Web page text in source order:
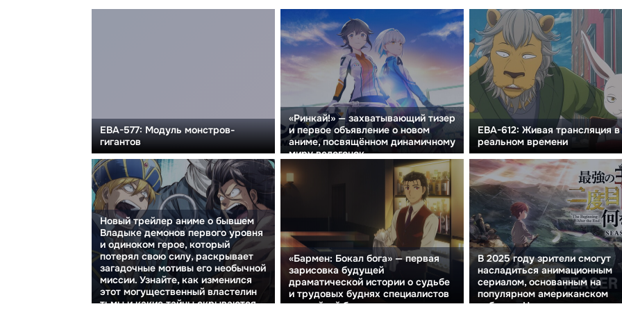
ЕВА-577: Модуль монстров-
гигантов
«Ринкай!» — захватывающий тизер
и первое объявление о новом
аниме, посвящённом динамичному
миру велогонок.
ЕВА-612: Живая трансляция в
реальном времени
Новый трейлер аниме о бывшем
Владыке демонов первого уровня
и одиноком герое, который
потерял свою силу, раскрывает
загадочные мотивы его необычной
миссии. Узнайте, как изменился
этот могущественный властелин
тьмы и какие тайны скрываются
«Бармен: Бокал бога» — первая
зарисовка будущей
драматической истории о судьбе
и трудовых буднях специалистов
за стойкой бара.
В 2025 году зрители смогут
насладиться анимационным
сериалом, основанным на
популярном американском
вебтуте «Начало после